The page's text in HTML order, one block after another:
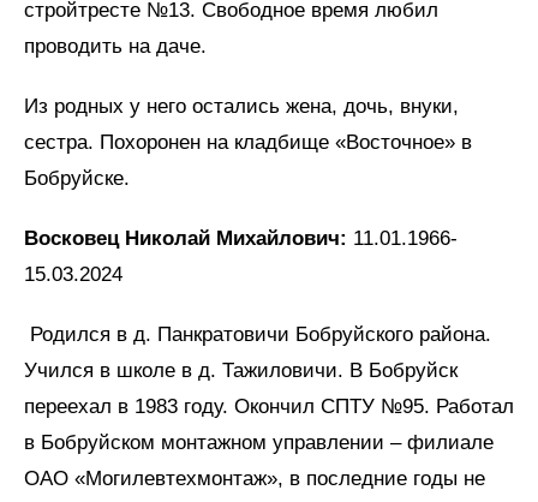
стройтресте №13. Свободное время любил
проводить на даче.
Из родных у него остались жена, дочь, внуки,
сестра. Похоронен на кладбище «Восточное» в
Бобруйске.
Восковец Николай Михайлович: 11.01.1966-
15.03.2024
Родился в д. Панкратовичи Бобруйского района.
Учился в школе в д. Тажиловичи. В Бобруйск
переехал в 1983 году. Окончил СПТУ №95. Работал
в Бобруйском монтажном управлении – филиале
ОАО «Могилевтехмонтаж», в последние годы не